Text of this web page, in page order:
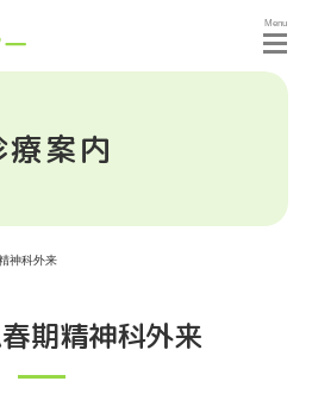
Menu
療案内
神科外来
期精神科外来